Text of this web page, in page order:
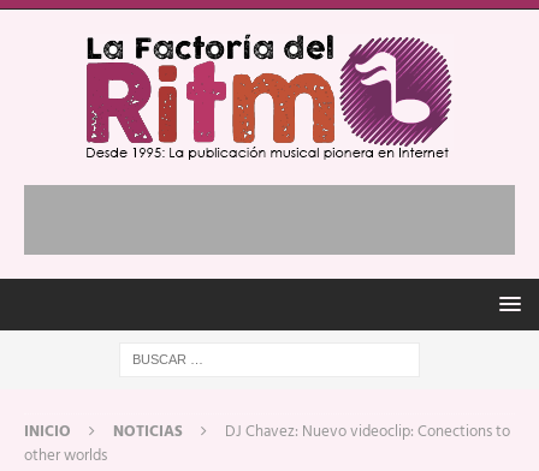
INICIO NOTICIAS
DJ Chavez: Nuevo videoclip: Conections to
other worlds